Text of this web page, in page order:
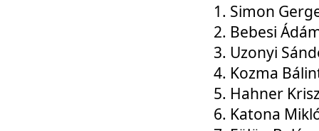
1. Simon
2. Bebesi
3. Uzonyi
4. Kozma
5. Hahner
6. Katona